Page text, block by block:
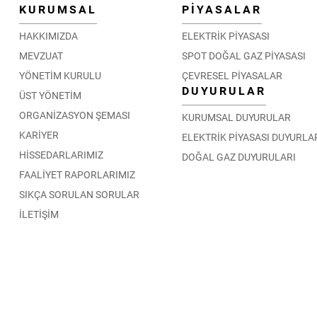
KURUMSAL
HAKKIMIZDA
MEVZUAT
YÖNETİM KURULU
ÜST YÖNETİM
ORGANİZASYON ŞEMASI
KARİYER
HİSSEDARLARIMIZ
FAALİYET RAPORLARIMIZ
SIKÇA SORULAN SORULAR
İLETİŞİM
PİYASALAR
ELEKTRİK PİYASASI
SPOT DOĞAL GAZ PİYASASI
ÇEVRESEL PİYASALAR
DUYURULAR
KURUMSAL DUYURULAR
ELEKTRİK PİYASASI
DOĞAL GAZ DUYURULARI